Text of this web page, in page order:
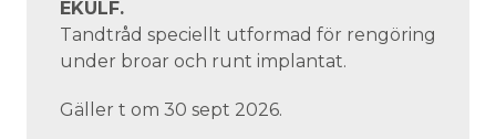
EKULF.
Tandtråd speciellt utformad för rengöring
under broar och runt implantat.
Gäller t om 30 sept 2026.